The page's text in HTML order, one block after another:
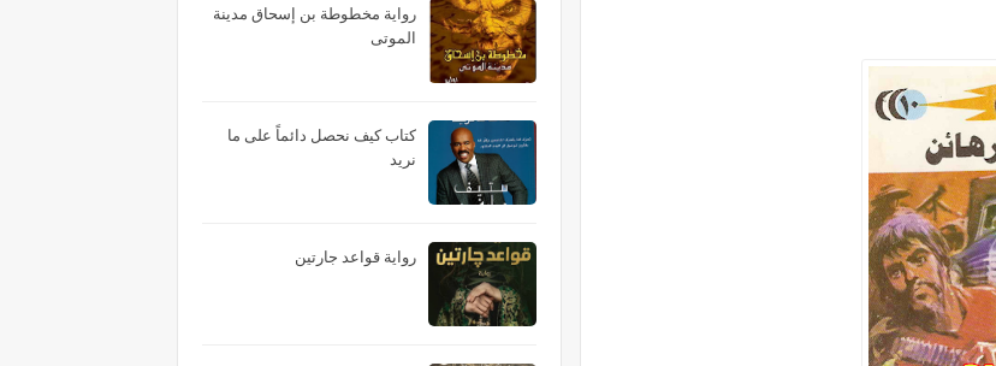
رواية مخطوطة بن إسحاق مدينة
الموتى
كتاب كيف نحصل دائماً على ما
نريد
رواية قواعد جارتين